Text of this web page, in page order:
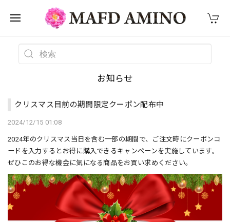
お知らせ
クリスマス目前の期間限定クーポン配布中
2024/12/15 01:08
2024年のクリスマス当日を含む一部の期間で、ご注文時にクーポンコ
ードを入力するとお得に購入できるキャンペーンを実施しています。
ぜひこのお得な機会に気になる商品をお買い求めください。